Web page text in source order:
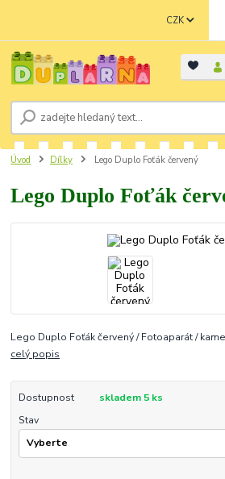
CZK
Úvod Dílky Lego Duplo Foťák červený
Lego Duplo Foťák
Lego Duplo Foťák červený / Fotoaparát /
celý popis
Dostupnost
skladem 5 ks
Stav